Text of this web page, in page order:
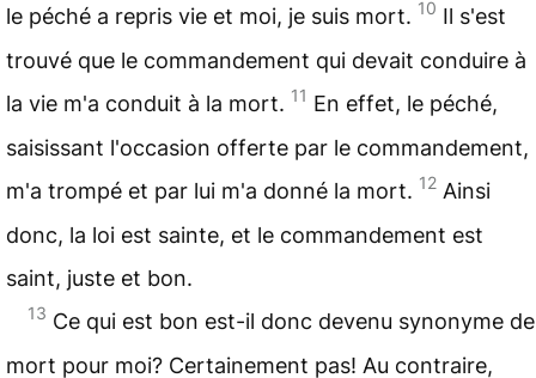
le péché a repris vie et moi, je suis mort. 10 Il s'est
trouvé que le commandement qui devait conduire à
la vie m'a conduit à la mort. 11 En effet, le péché,
saisissant l'occasion offerte par le commandement,
m'a trompé et par lui m'a donné la mort. 12 Ainsi
donc, la loi est sainte, et le commandement est
saint, juste et bon.
13 Ce qui est bon est-il donc devenu synonyme de
mort pour moi? Certainement pas! Au contraire,